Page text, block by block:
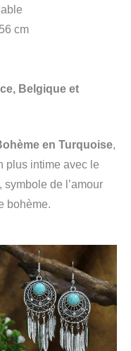
cm
Belgique et
en Turquoise,
plus intime avec le
, symbole de l’amour
bohème.